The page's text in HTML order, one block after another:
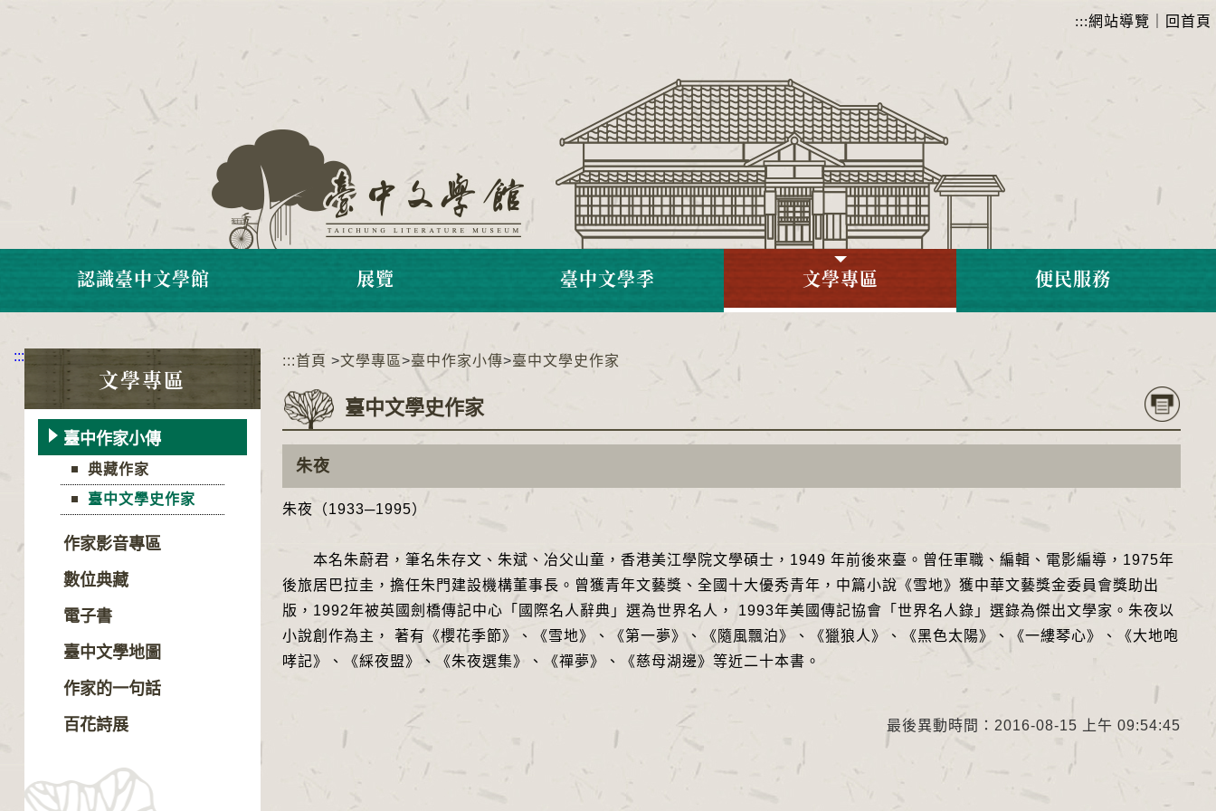
:::網站導覽 回首頁
認識臺中文學館 展覽 臺中文學季 文學專區 便民服務
:::
文學專區
臺中作家小傳
典藏作家
臺中文學史作家
作家影音專區
數位典藏
電子書
臺中文學地圖
作家的一句話
百花詩展
:::首頁 >文學專區>臺中作家小傳>臺中文學史作家
臺中文學史作家
朱夜
朱夜（1933─1995）
本名朱蔚君，筆名朱存文、朱斌、冶父山童，香港美江學院文學碩士，1949 年前後來臺。曾任軍職、編輯、電影編導，1975年
後旅居巴拉圭，擔任朱門建設機構董事長。曾獲青年文藝獎、全國十大優秀青年，中篇小說《雪地》獲中華文藝獎金委員會獎助出
版，1992年被英國劍橋傳記中心「國際名人辭典」選為世界名人， 1993年美國傳記協會「世界名人錄」選錄為傑出文學家。朱夜以
小說創作為主， 著有《櫻花季節》、《雪地》、《第一夢》、《隨風飄泊》、《獵狼人》、《黑色太陽》、《一縷琴心》、《大地咆
哮記》、《綵夜盟》、《朱夜選集》、《禪夢》、《慈母湖邊》等近二十本書。
最後異動時間：2016-08-15 上午 09:54:45